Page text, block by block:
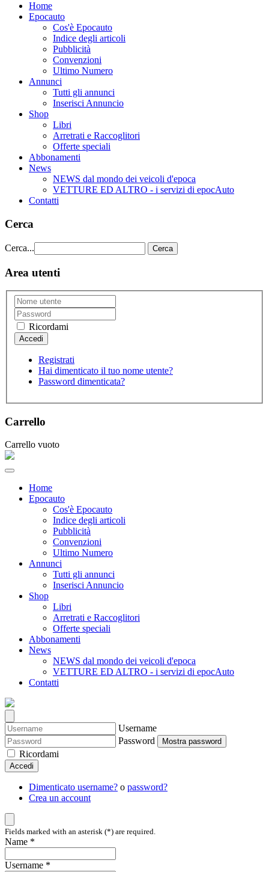
Home
Epocauto
Cos'è Epocauto
Indice degli articoli
Pubblicità
Convenzioni
Ultimo Numero
Annunci
Tutti gli annunci
Inserisci Annuncio
Shop
Libri
Arretrati e Raccoglitori
Offerte speciali
Abbonamenti
News
NEWS dal mondo dei veicoli d'epoca
VETTURE ED ALTRO - i servizi di epocAuto
Contatti
Cerca
Cerca... Cerca
Area utenti
Ricordami
Registrati
Hai dimenticato il tuo nome utente?
Password dimenticata?
Carrello
Carrello vuoto
Home
Epocauto
Cos'è Epocauto
Indice degli articoli
Pubblicità
Convenzioni
Ultimo Numero
Annunci
Tutti gli annunci
Inserisci Annuncio
Shop
Libri
Arretrati e Raccoglitori
Offerte speciali
Abbonamenti
News
NEWS dal mondo dei veicoli d'epoca
VETTURE ED ALTRO - i servizi di epocAuto
Contatti
Username
Password
Mostra password
Ricordami
Accedi
Dimenticato username? o password?
Crea un account
Fields marked with an asterisk (*) are required.
Name *
Username *